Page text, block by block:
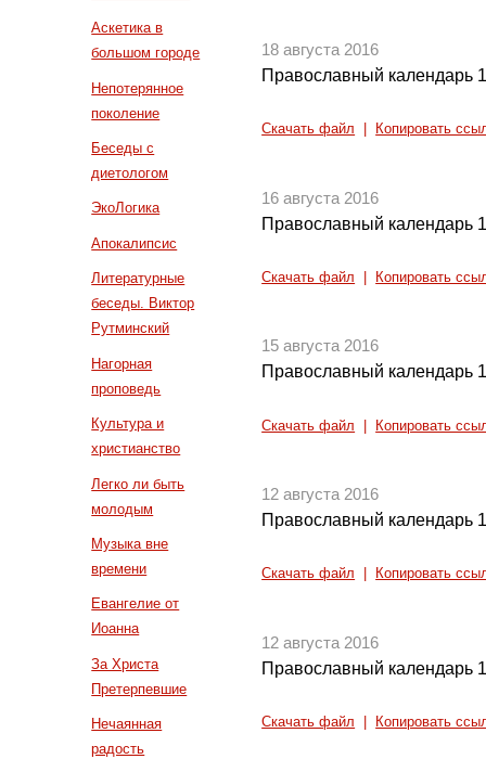
Аскетика в
большом городе
Непотерянное
поколение
Беседы с
диетологом
ЭкоЛогика
Апокалипсис
Литературные
беседы. Виктор
Рутминский
Нагорная
проповедь
Культура и
христианство
Легко ли быть
молодым
Музыка вне
времени
Евангелие от
Иоанна
За Христа
Претерпевшие
Нечаянная
радость
18 августа 2016
Православный календарь
Скачать файл Копировать
16 августа 2016
Православный календарь
Скачать файл Копировать
15 августа 2016
Православный календарь
Скачать файл Копировать
12 августа 2016
Православный календарь
Скачать файл Копировать
12 августа 2016
Православный календарь
Скачать файл Копировать